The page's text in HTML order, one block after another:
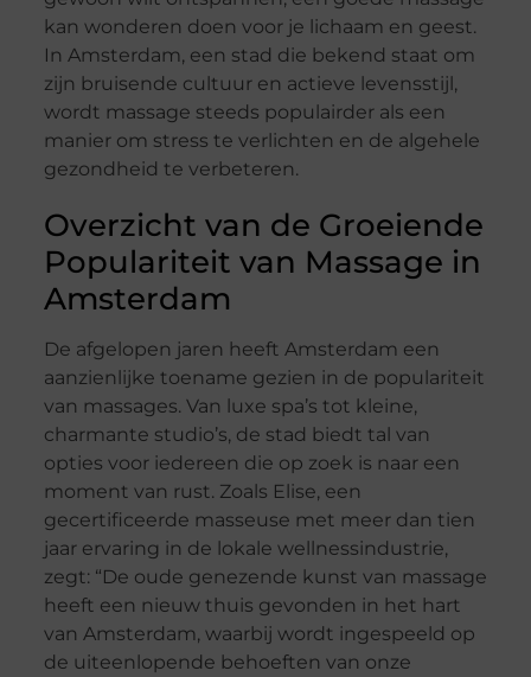
kan wonderen doen voor je lichaam en geest.
In Amsterdam, een stad die bekend staat om
zijn bruisende cultuur en actieve levensstijl,
wordt massage steeds populairder als een
manier om stress te verlichten en de algehele
gezondheid te verbeteren.
Overzicht van de Groeiende
Populariteit van Massage in
Amsterdam
De afgelopen jaren heeft Amsterdam een
aanzienlijke toename gezien in de populariteit
van massages. Van luxe spa’s tot kleine,
charmante studio’s, de stad biedt tal van
opties voor iedereen die op zoek is naar een
moment van rust. Zoals Elise, een
gecertificeerde masseuse met meer dan tien
jaar ervaring in de lokale wellnessindustrie,
zegt: “De oude genezende kunst van massage
heeft een nieuw thuis gevonden in het hart
van Amsterdam, waarbij wordt ingespeeld op
de uiteenlopende behoeften van onze